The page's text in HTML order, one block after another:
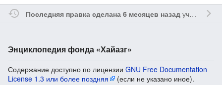
Последняя правка сделана 6 месяцев назадучастником
Энциклопедия фонда «Хайазг»
Содержание доступно по лицензии GNU Free Documentation
License 1.3 или более поздняя
(если не указано иное).